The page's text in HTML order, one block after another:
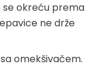
se okreću prema
ne drže
omekšivačem.